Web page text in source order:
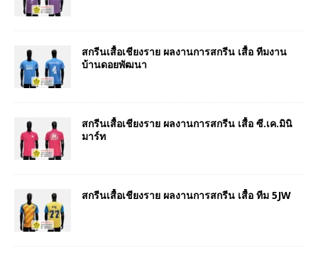
สกรีนเสื้อเชียงราย ผลงานการสกรีน เสื้อ ทีมงาน
บ้านดอยพัฒนา
สกรีนเสื้อเชียงราย ผลงานการสกรีน เสื้อ ซี.เค.มินิ
มาร์ท
สกรีนเสื้อเชียงราย ผลงานการสกรีน เสื้อ ทีม 5JW